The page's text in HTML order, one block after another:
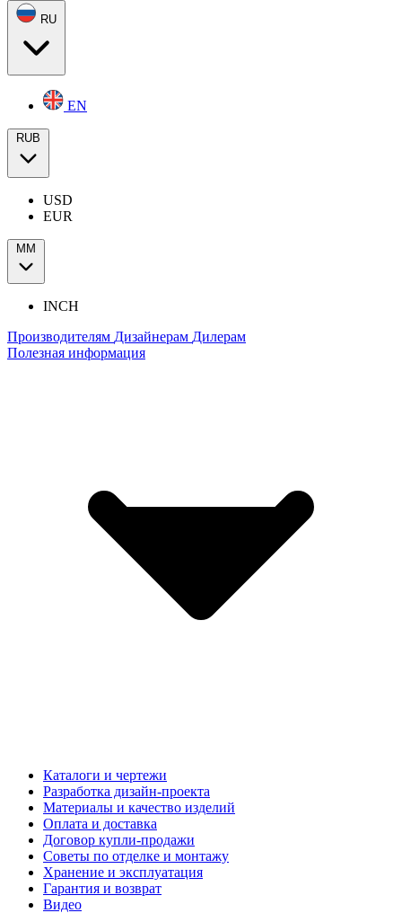
RU
EN
RUB
USD
EUR
ММ
INCH
Производителям Дизайнерам Дилерам
Полезная информация
Каталоги и чертежи
Разработка дизайн-проекта
Материалы и качество изделий
Оплата и доставка
Договор купли-продажи
Советы по отделке и монтажу
Хранение и эксплуатация
Гарантия и возврат
Видео